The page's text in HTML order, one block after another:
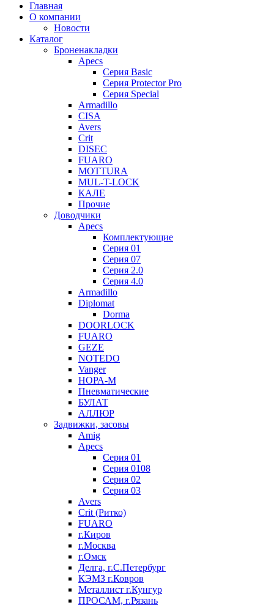
Главная
О компании
Новости
Каталог
Броненакладки
Apecs
Серия Basic
Серия Protector Pro
Серия Special
Armadillo
CISA
Avers
Crit
DISEC
FUARO
MOTTURA
MUL-T-LOCK
КАЛЕ
Прочие
Доводчики
Apecs
Комплектующие
Серия 01
Серия 07
Серия 2.0
Серия 4.0
Armadillo
Diplomat
Dorma
DOORLOCK
FUARO
GEZE
NOTEDO
Vanger
НОРА-М
Пневматические
БУЛАТ
АЛЛЮР
Задвижки, засовы
Amig
Apecs
Серия 01
Серия 0108
Серия 02
Серия 03
Avers
Crit (Ритко)
FUARO
г.Киров
г.Москва
г.Омск
Делга, г.С.Петербург
КЭМЗ г.Ковров
Металлист г.Кунгур
ПРОСАМ, г.Рязань